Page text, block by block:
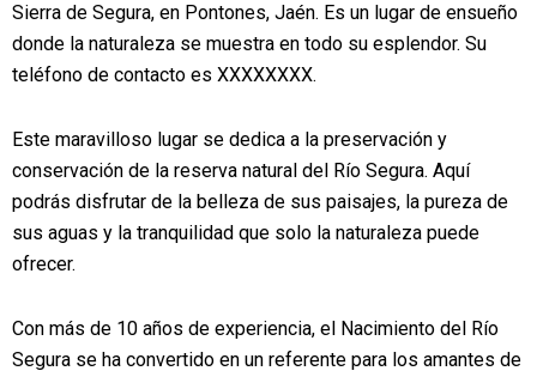
Sierra de Segura, en Pontones, Jaén. Es un lugar de ensueño
donde la naturaleza se muestra en todo su esplendor. Su
teléfono de contacto es XXXXXXXX.
Este maravilloso lugar se dedica a la preservación y
conservación de la reserva natural del Río Segura. Aquí
podrás disfrutar de la belleza de sus paisajes, la pureza de
sus aguas y la tranquilidad que solo la naturaleza puede
ofrecer.
Con más de 10 años de experiencia, el Nacimiento del Río
Segura se ha convertido en un referente para los amantes de